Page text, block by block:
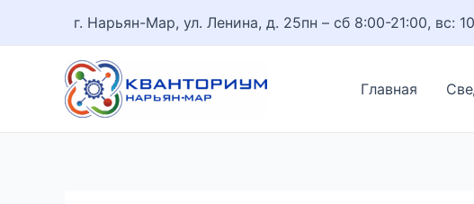
г. Нарьян-Мар, ул. Ленина, д. 25пн – сб 8:00-21:00, вс:
Главная
по